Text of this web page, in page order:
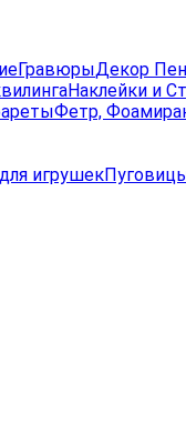
ГравюрыДекор
Наклейки и
Фетр,
игрушек